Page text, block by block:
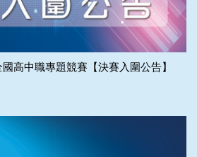
高中職專題競賽【決賽入圍公告】